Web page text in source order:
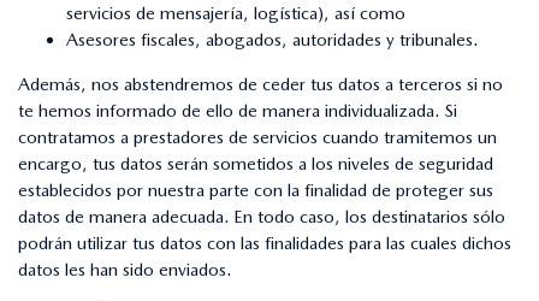
servicios de mensajería, logística), así como
Asesores fiscales, abogados, autoridades y tribunales.
Además, nos abstendremos de ceder tus datos a terceros si no
te hemos informado de ello de manera individualizada. Si
contratamos a prestadores de servicios cuando tramitemos un
encargo, tus datos serán sometidos a los niveles de seguridad
establecidos por nuestra parte con la finalidad de proteger sus
datos de manera adecuada. En todo caso, los destinatarios sólo
podrán utilizar tus datos con las finalidades para las cuales dichos
datos les han sido enviados.